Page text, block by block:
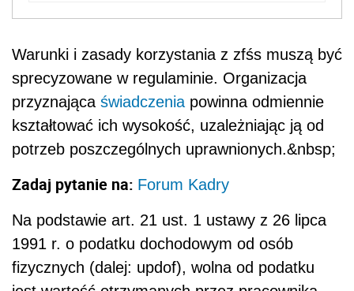
Warunki i zasady korzystania z zfśs muszą być
sprecyzowane w regulaminie. Organizacja
przyznająca świadczenia powinna odmiennie
kształtować ich wysokość, uzależniając ją od
potrzeb poszczególnych uprawnionych.&nbsp;
Zadaj pytanie na: Forum Kadry
Na podstawie art. 21 ust. 1 ustawy z 26 lipca
1991 r. o podatku dochodowym od osób
fizycznych (dalej: updof), wolna od podatku